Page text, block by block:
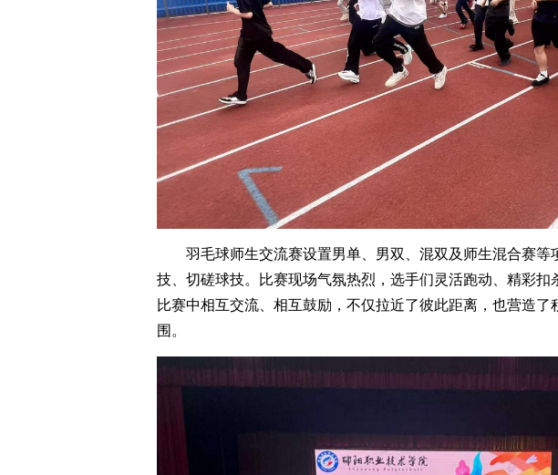
羽毛球师生交流赛设置男单、男双、混双及师生混合赛等
技、切磋球技。比赛现场气氛热烈，选手们灵活跑动、精彩扣
比赛中相互交流、相互鼓励，不仅拉近了彼此距离，也营造
围。